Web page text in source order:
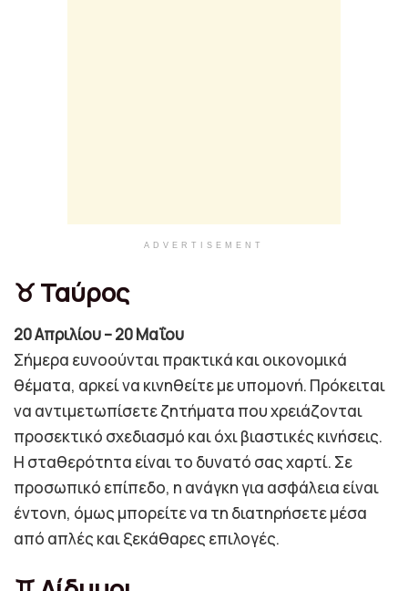
ADVERTISEMENT
♉ Ταύρος
20 Απριλίου – 20 Μαΐου
Σήμερα ευνοούνται πρακτικά και οικονομικά
θέματα, αρκεί να κινηθείτε με υπομονή. Πρόκειται
να αντιμετωπίσετε ζητήματα που χρειάζονται
προσεκτικό σχεδιασμό και όχι βιαστικές κινήσεις.
Η σταθερότητα είναι το δυνατό σας χαρτί. Σε
προσωπικό επίπεδο, η ανάγκη για ασφάλεια είναι
έντονη, όμως μπορείτε να τη διατηρήσετε μέσα
από απλές και ξεκάθαρες επιλογές.